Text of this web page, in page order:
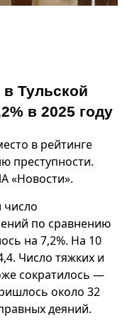
Тульской
в 2025 году
в рейтинге
преступности.
«Новости».
число
по сравнению
на 7,2%. На 10
Число тяжких и
сократилось —
около 32
деяний.